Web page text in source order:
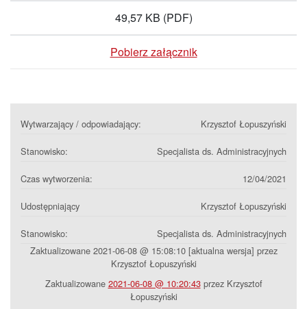
49,57 KB (PDF)
Pobierz załącznik
Wytwarzający / odpowiadający: Krzysztof Łopuszyński
Stanowisko: Specjalista ds. Administracyjnych
Czas wytworzenia: 12/04/2021
Udostępniający Krzysztof Łopuszyński
Stanowisko:
Specjalista ds. Administracyjnych
Zaktualizowane 2021-06-08 @ 15:08:10 [aktualna wersja] przez
Krzysztof Łopuszyński
Zaktualizowane 2021-06-08 @ 10:20:43przez Krzysztof
Łopuszyński